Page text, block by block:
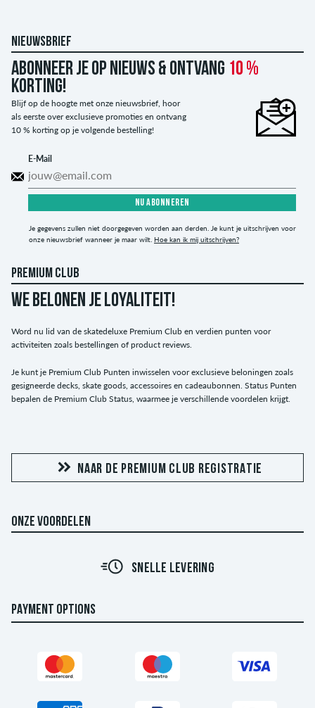
NIEUWSBRIEF
Abonneer je op nieuws & ontvang 10 %
korting!
Blijf op de hoogte met onze nieuwsbrief, hoor
als eerste over exclusieve promoties en ontvang
10 % korting op je volgende bestelling!
E-Mail
NU ABONNEREN
Je gegevens zullen niet doorgegeven worden aan derden. Je kunt je uitschrijven voor
onze nieuwsbrief wanneer je maar wilt. Hoe kan ik mij uitschrijven?
PREMIUM CLUB
WE BELONEN JE LOYALITEIT!
Word nu lid van de skatedeluxe Premium Club en verdien punten voor
activiteiten zoals bestellingen of product reviews.
Je kunt je Premium Club Punten inwisselen voor exclusieve beloningen zoals
gesigneerde decks, skate goods, accessoires en cadeaubonnen. Status Punten
bepalen de Premium Club Status, waarmee je verschillende voordelen krijgt.
NAAR DE PREMIUM CLUB REGISTRATIE
ONZE VOORDELEN
SNELLE LEVERING
PAYMENT OPTIONS